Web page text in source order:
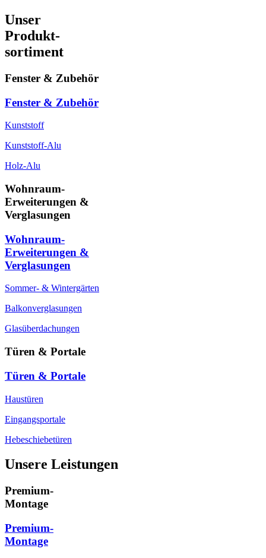
Unser
Produkt-
sortiment
Fenster & Zubehör
Fenster & Zubehör
Kunststoff
Kunststoff-Alu
Holz-Alu
Wohnraum-
Erweiterungen &
Verglasungen
Wohnraum-
Erweiterungen &
Verglasungen
Sommer- & Wintergärten
Balkonverglasungen
Glasüberdachungen
Türen & Portale
Türen & Portale
Haustüren
Eingangsportale
Hebeschiebetüren
Unsere Leistungen
Premium-
Montage
Premium-
Montage